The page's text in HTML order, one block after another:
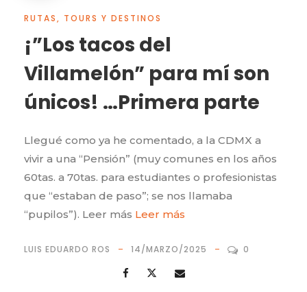
RUTAS, TOURS Y DESTINOS
¡”Los tacos del
Villamelón” para mí son
únicos! …Primera parte
Llegué como ya he comentado, a la CDMX a
vivir a una “Pensión” (muy comunes en los años
60tas. a 70tas. para estudiantes o profesionistas
que “estaban de paso”; se nos llamaba
“pupilos”). Leer más Leer más
LUIS EDUARDO ROS 14/MARZO/2025 0